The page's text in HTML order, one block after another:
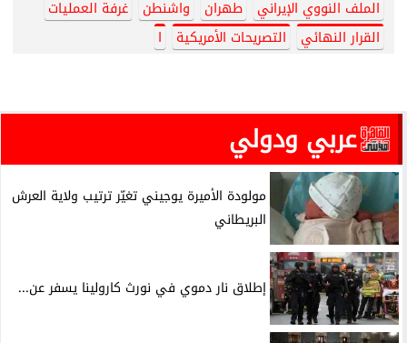
الملف النووي الإيراني
طهران واشنطن
غرفة العمليات
القرار النهائي
التصريحات الأمريكية ا
عربي ودولي
مولودة الأميرة يوجيني تغيّر ترتيب ولاية العرش
البريطاني
إطلاق نار دموي في نورث كارولينا يسفر عن...